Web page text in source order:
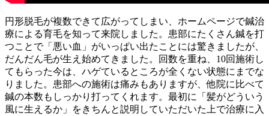
円形脱毛が複数できて広がってしまい、ホームページで鍼治
療による育毛を知って来院しました。患部にたくさん鍼を打
つことで「悪い血」がいっぱい出たことには驚きましたが、
だんだん毛が生え始めてきました。回数を重ね、10回施術し
てもらった今は、ハゲているところが全くない状態にまでな
りました。患部への施術は痛みもありますが、他院に比べて
鍼の本数もしっかり打ってくれます。最初に「髪がどういう
風に生えるか」をきちんと説明していただいた上で治療に入